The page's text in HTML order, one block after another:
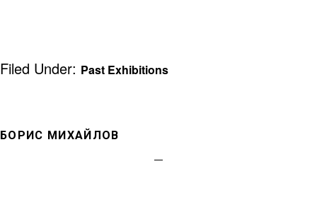
Filed Under: Past Exhibitions
БОРИС МИХАЙЛОВ